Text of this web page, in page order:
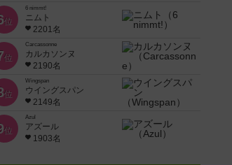
位
6 nimmt!
ニムト
2201名
位
Carcassonne
カルカソンヌ
2190名
位
Wingspan
ウイングスパン
2149名
位
Azul
アズール
1903名